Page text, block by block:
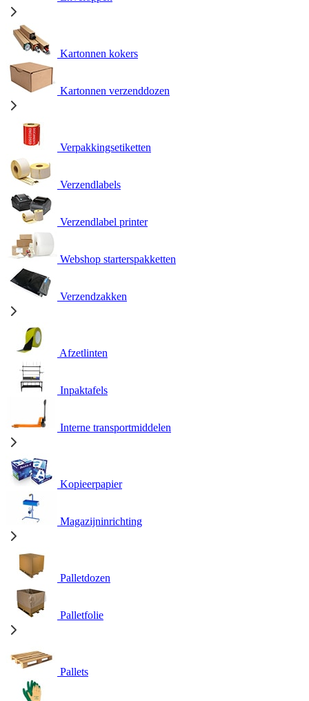
Kartonnen kokers
Kartonnen verzenddozen
Verpakkingsetiketten
Verzendlabels
Verzendlabel printer
Webshop starterspakketten
Verzendzakken
Afzetlinten
Inpaktafels
Interne transportmiddelen
Kopieerpapier
Magazijninrichting
Palletdozen
Palletfolie
Pallets